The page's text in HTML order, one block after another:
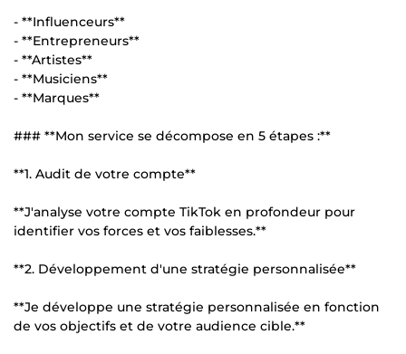
- **Influenceurs**
- **Entrepreneurs**
- **Artistes**
- **Musiciens**
- **Marques**
### **Mon service se décompose en 5 étapes :**
**1. Audit de votre compte**
**J'analyse votre compte TikTok en profondeur pour
identifier vos forces et vos faiblesses.**
**2. Développement d'une stratégie personnalisée**
**Je développe une stratégie personnalisée en fonction
de vos objectifs et de votre audience cible.**